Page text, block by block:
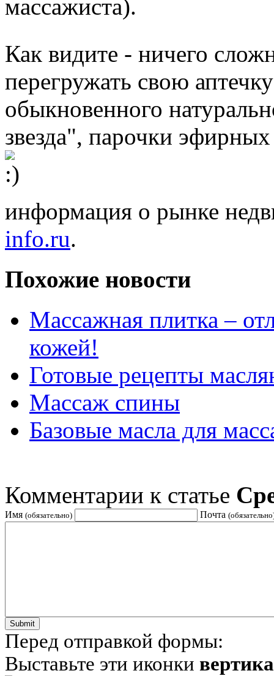
массажиста).
Как видите - ничего
перегружать свою
обыкновенного
звезда", парочки
информация о рынке
info.ru.
Похожие новости
Массажная плитка –
кожей!
Готовые рецепты
Массаж спины
Базовые масла для
Комментарии к статье
Имя (обязательно) Почта
Перед отправкой формы:
Выставьте эти иконки